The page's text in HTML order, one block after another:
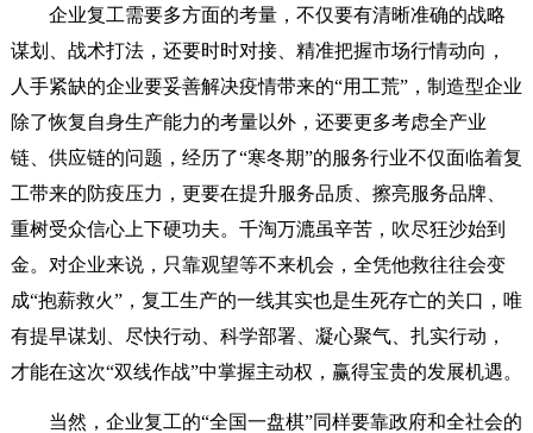
企业复工需要多方面的考量，不仅要有清晰准确的战略
谋划、战术打法，还要时时对接、精准把握市场行情动向，
人手紧缺的企业要妥善解决疫情带来的“用工荒”，制造型企业
除了恢复自身生产能力的考量以外，还要更多考虑全产业
链、供应链的问题，经历了“寒冬期”的服务行业不仅面临着复
工带来的防疫压力，更要在提升服务品质、擦亮服务品牌、
重树受众信心上下硬功夫。千淘万漉虽辛苦，吹尽狂沙始到
金。对企业来说，只靠观望等不来机会，全凭他救往往会变
成“抱薪救火”，复工生产的一线其实也是生死存亡的关口，唯
有提早谋划、尽快行动、科学部署、凝心聚气、扎实行动，
才能在这次“双线作战”中掌握主动权，赢得宝贵的发展机遇。
当然，企业复工的“全国一盘棋”同样要靠政府和全社会的